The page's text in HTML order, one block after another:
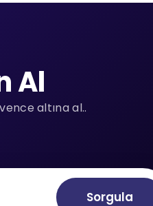
Al
altına al..
Sorgula